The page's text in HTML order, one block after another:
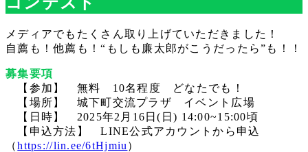
メディアでもたくさん取り上げていただきました！
自薦も！他薦も！“もしも廉太郎がこうだったら”も！！
募集要項
【参加】 無料 10名程度 どなたでも！
【場所】 城下町交流プラザ イベント広場
【日時】 2025年2月16日(日) 14:00~15:00頃
【申込方法】 LINE公式アカウントから申込
（https://lin.ee/6tHjmiu ）